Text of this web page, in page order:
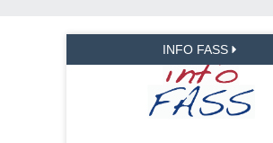
INFO FASS